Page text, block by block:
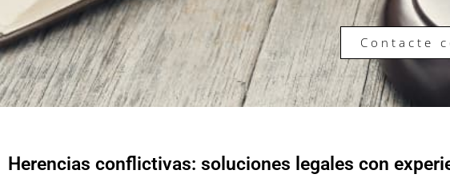
Contacte
Herencias conflictivas: soluciones legales con